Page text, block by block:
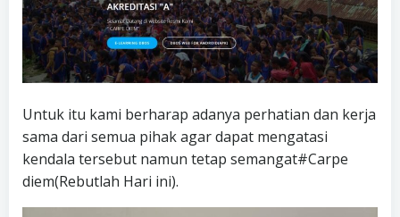
Untuk itu kami berharap adanya perhatian dan kerja
sama dari semua pihak agar dapat mengatasi
kendala tersebut namun tetap semangat#Carpe
diem(Rebutlah Hari ini).